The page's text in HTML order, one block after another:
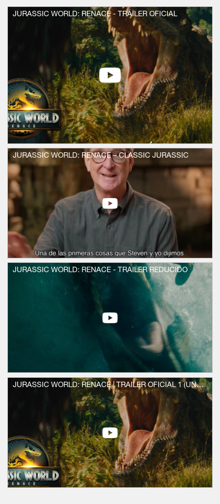
equipo que corre para conseguir muestras
de ADN de las tres criaturas más colosales
por tierra, mar y aire.
También protagonizada por las estrellas
internacionales Rupert Friend y Manuel
Garcia-Rulfo, la película es dirigida por el
dinámico visualista Gareth Edwards (Rogue
One: Una historia de Star Wars) de un
guion del escritor original de Jurassic Park,
David Koepp.
Cinco años después de los eventos de
Jurassic World: Dominio, la ecología del
planeta se ha vuelto hostil para los
dinosaurios. Los que quedan se encuentran
en lugares ecuatoriales aislados con climas
parecidos a los que tenían cuando
prosperaban en el pasado. Las tres
criaturas más colosales de esa biosfera
tropical tienen la clave de un medicamento
que aportará a la humanidad milagrosos
beneficios para salvar vidas.
La nominada al premio de la Academia®
Johansson interpreta a la experta en
operaciones encubiertas Zora Bennett,
contratada para dirigir un equipo de
expertos en una misión secreta para
obtener material genético de los tres
dinosaurios más grandes del mundo.
Cuando la operación de Zora se cruza con
la de una familia de civiles cuyo barco
naufragó por culpa de unos dinosaurios
acuáticos, todos quedan varados en una
isla donde se enfrentan a un aterrador y
sorprendente descubrimiento que ha
permanecido oculto durante décadas.
Ali es Duncan Kincaid, el líder de equipo
más confiable de Zora; el nominado al
Emmy y ganador del premio Olivier,
Jonathan Bailey (Wicked, Bridgerton) es el
paleontólogo Dr. Henry Loomis; el nominado
al Emmy Rupert Friend (Homeland, Obi-Wan
Kenobi) es el representante de Big Pharma,
Martin Krebs; y Manuel Garcia-Rulfo (El
abogado del Lincoln, Asesinato en el
expreso de Oriente) es Reuben Delgado, el
padre de la familia civil naufragada.
El reparto incluye a Luna Blaise
(Manifiesto), David Iacono (El verano en
JURASSIC WORLD: RENACE - TRÁILER OFICIAL
JURASSIC WORLD: RENACE – CLASSIC JURASSIC
JURASSIC WORLD: RENACE - TRAILER REDUCIDO
JURASSIC WORLD: RENACE | TRAILER OFICIAL 1 (UNIVERSAL STUDIOS) - HD